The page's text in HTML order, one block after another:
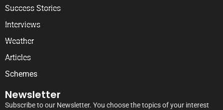
Success Stories
Interviews
Weather
Articles
Schemes
Newsletter
Subscribe to our Newsletter. You choose the topics of your interest